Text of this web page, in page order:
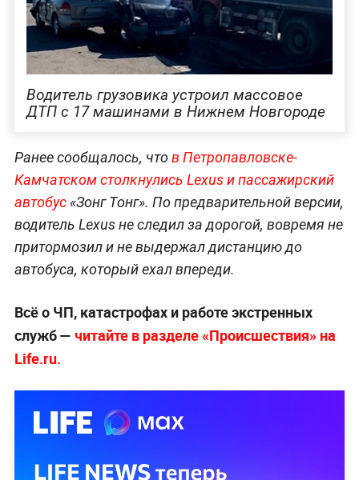
Водитель грузовика устроил массовое
ДТП с 17 машинами в Нижнем Новгороде
Ранее сообщалось, чтов Петропавловске-
Камчатском столкнулись Lexus и пассажирский
автобус«Зонг Тонг». По предварительной версии,
водитель Lexus не следил за дорогой, вовремя не
притормозил и не выдержал дистанцию до
автобуса, который ехал впереди.
Всё о ЧП, катастрофах и работе экстренных
служб — читайте в разделе «Происшествия» на
Life.ru.